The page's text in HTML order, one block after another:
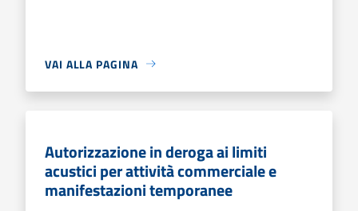
VAI ALLA PAGINA
Autorizzazione in deroga ai limiti
acustici per attività commerciale e
manifestazioni temporanee